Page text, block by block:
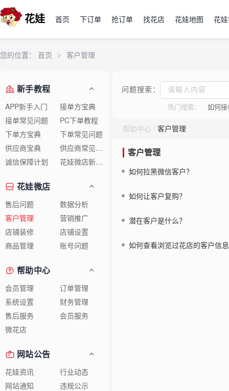
花娃 首页 下订单 抢订单 找花店 花娃地图 花
您的位置： 首页 > 客户管理
新手教程
APP新手入门
接单方宝典
接单常见问题
PC下单教程
下单方宝典
下单常见问题
供应商宝典
供应商常见问题
诚信保障计划
花娃微店新手教程
花娃微店
售后问题
数据分析
客户管理
营销推广
店铺装修
店铺设置
商品管理
账号问题
帮助中心
会员管理
订单管理
系统设置
财务管理
售后服务
会员服务
微花店
网站公告
花娃资讯
行业动态
网站通知
违规公示
问题搜索：
热门搜索： 如何接
帮助中心 / 客户管理
客户管理
如何拉黑微信客户？
如何让客户复购？
潜在客户是什么？
如何查看浏览过花店的客户信